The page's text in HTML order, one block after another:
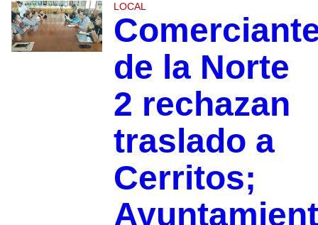
LOCAL
de la Norte
2 rechazan
traslado a
Cerritos;